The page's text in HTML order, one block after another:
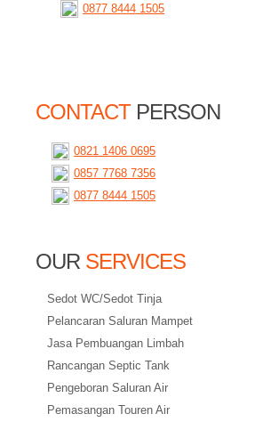
0877 8444 1505
CONTACTPERSON
0821 1406 0695
0857 7768 7356
0877 8444 1505
OUR SERVICES
Sedot WC/Sedot Tinja
Pelancaran Saluran Mampet
Jasa Pembuangan Limbah
Rancangan Septic Tank
Pengeboran Saluran Air
Pemasangan Touren Air